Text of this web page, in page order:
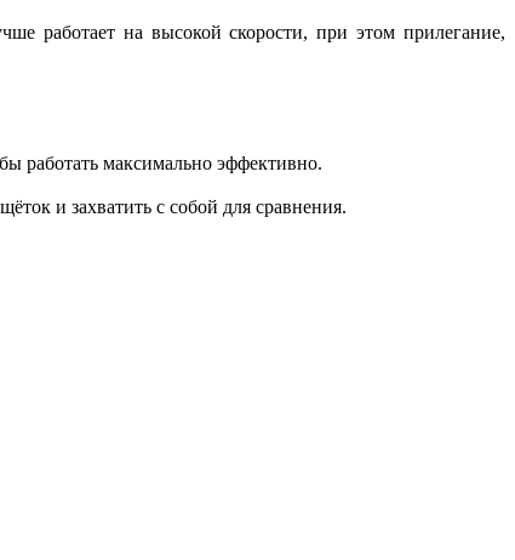
работает на высокой скорости, при этом прилегание,
работать максимально эффективно.
и захватить с собой для сравнения.